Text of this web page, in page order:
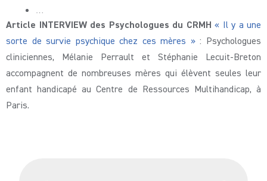
…
Article INTERVIEW des Psychologues du CRMH « Il y a une
sorte de survie psychique chez ces mères »: Psychologues
cliniciennes, Mélanie Perrault et Stéphanie Lecuit-Breton
accompagnent de nombreuses mères qui élèvent seules leur
enfant handicapé au Centre de Ressources Multihandicap, à
Paris.